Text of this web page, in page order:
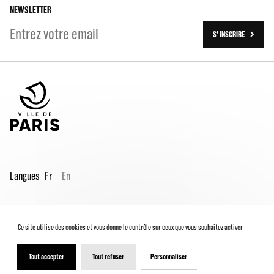
NEWSLETTER
S' INSCRIRE
Langues Fr En
Conditions générales de vente
Charte du spectateur
Déclaration d'accessibilité
Ce site utilise des cookies et vous donne le contrôle sur ceux que vous souhaitez activer
Tout accepter Tout refuser Personnaliser